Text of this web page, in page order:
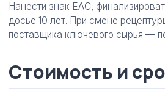
Нанести знак EAC,
досье 10 лет. При смене
поставщика ключевого сырья —
Стоимость и